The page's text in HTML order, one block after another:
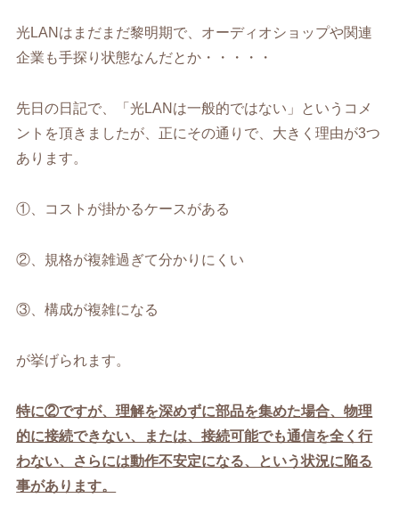
光LANはまだまだ黎明期で、オーディオショップや関連
企業も手探り状態なんだとか・・・・・
先日の日記で、「光LANは一般的ではない」というコメ
ントを頂きましたが、正にその通りで、大きく理由が3つ
あります。
①、コストが掛かるケースがある
②、規格が複雑過ぎて分かりにくい
③、構成が複雑になる
が挙げられます。
特に②ですが、理解を深めずに部品を集めた場合、物理
的に接続できない、または、接続可能でも通信を全く行
わない、さらには動作不安定になる、という状況に陥る
事があります。